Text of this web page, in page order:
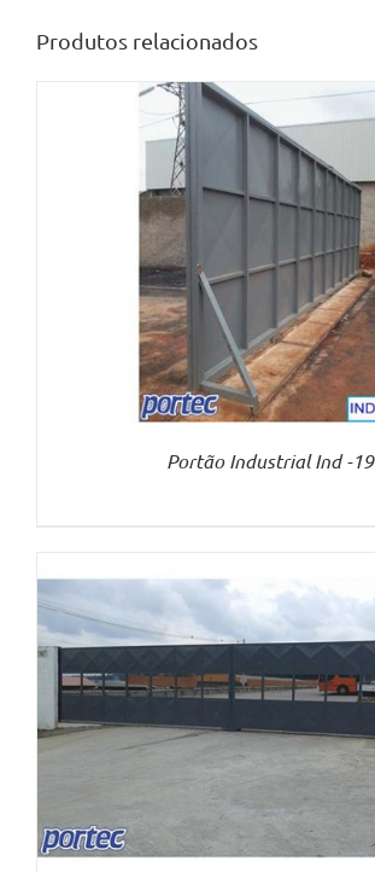
Produtos relacionados
Portão Industrial Ind -19